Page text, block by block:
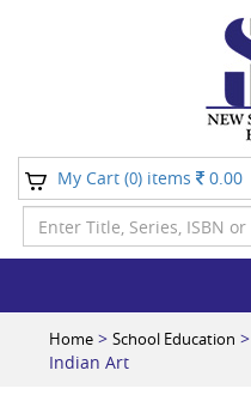
My Cart (0) items 0.00
Home > School Education >
Indian Art